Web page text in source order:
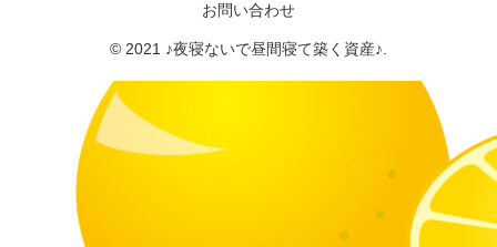
お問い合わせ
© 2021 ♪夜寝ないで昼間寝て築く資産♪.